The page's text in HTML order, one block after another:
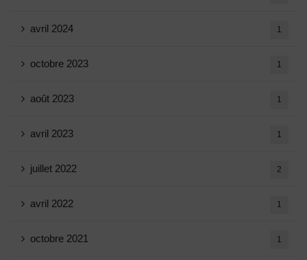
avril 2024 1
octobre 2023 1
août 2023 1
avril 2023 1
juillet 2022 2
avril 2022 1
octobre 2021 1